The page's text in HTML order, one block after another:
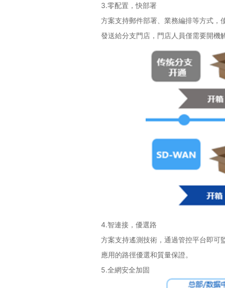
3.零配置，快部署
方案支持郵件部署、業務編排等方式，
發送給分支門店，門店人員僅需要開機
4.智連接，優選路
方案支持遙測技術，通過管控平台即可
應用的路徑優選和質量保證。
5.全網安全加固